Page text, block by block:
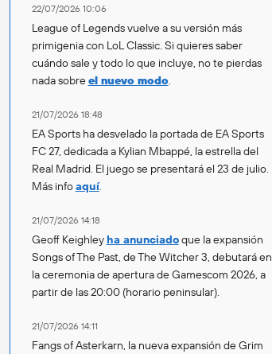
22/07/2026 10:06
League of Legends vuelve a su versión más
primigenia con LoL Classic. Si quieres saber
cuándo sale y todo lo que incluye, no te pierdas
nada sobreel nuevo modo.
21/07/2026 18:48
EA Sports ha desvelado la portada de EA Sports
FC 27, dedicada a Kylian Mbappé, la estrella del
Real Madrid. El juego se presentará el 23 de julio.
Más infoaquí.
21/07/2026 14:18
Geoff Keighley ha anunciadoque la expansión
Songs of The Past, de The Witcher 3, debutará en
la ceremonia de apertura de Gamescom 2026, a
partir de las 20:00 (horario peninsular).
21/07/2026 14:11
Fangs of Asterkarn, la nueva expansión de Grim